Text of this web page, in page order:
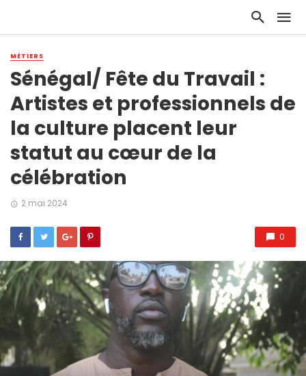
MÉTIERS
Sénégal/ Fête du Travail :
Artistes et professionnels de
la culture placent leur
statut au cœur de la
célébration
2 mai 2024
0